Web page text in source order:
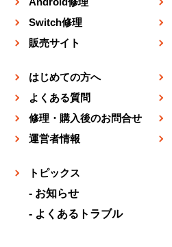
Switch修理
販売サイト
はじめての方へ
よくある質問
修理・購入後のお問合せ
運営者情報
トピックス
お知らせ
よくあるトラブル